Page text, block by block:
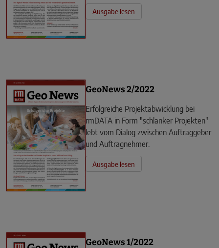
Ausgabe lesen
GeoNews 2/2022
Erfolgreiche Projektabwicklung bei
rmDATA in Form "schlanker Projekten"
lebt vom Dialog zwischen Auftraggeber
und Auftragnehmer.
Ausgabe lesen
GeoNews 1/2022